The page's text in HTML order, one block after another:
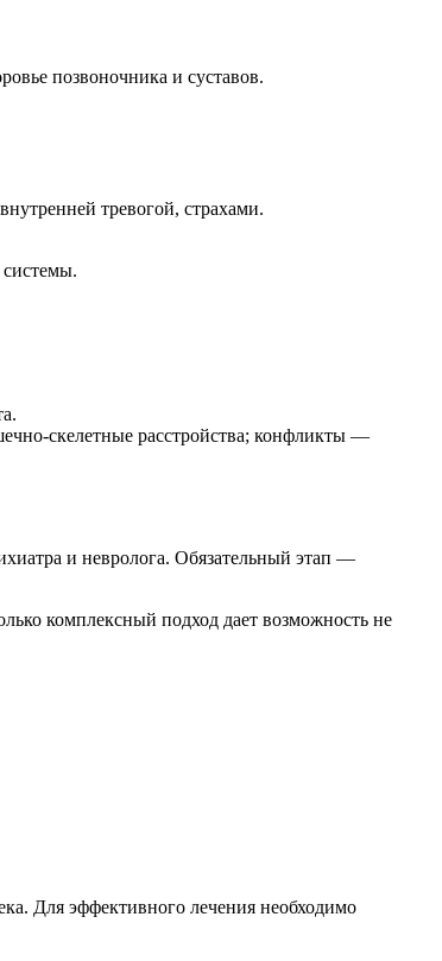
позвоночника и суставов.
тревогой, страхами.
системы.
скелетные расстройства; конфликты —
и невролога. Обязательный этап —
комплексный подход дает возможность не
Для эффективного лечения необходимо